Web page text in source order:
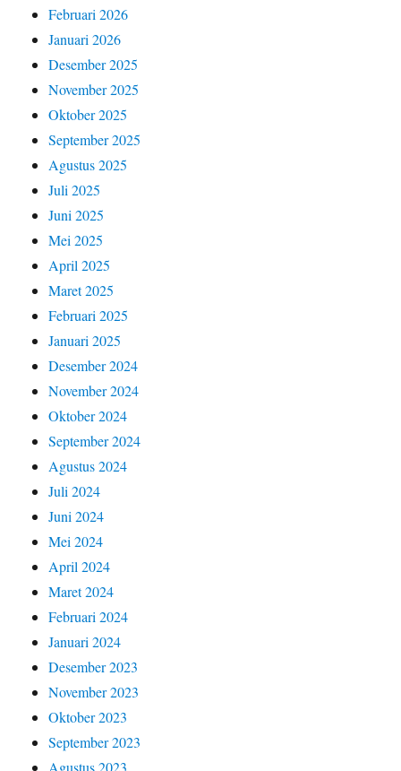
Februari 2026
Januari 2026
Desember 2025
November 2025
Oktober 2025
September 2025
Agustus 2025
Juli 2025
Juni 2025
Mei 2025
April 2025
Maret 2025
Februari 2025
Januari 2025
Desember 2024
November 2024
Oktober 2024
September 2024
Agustus 2024
Juli 2024
Juni 2024
Mei 2024
April 2024
Maret 2024
Februari 2024
Januari 2024
Desember 2023
November 2023
Oktober 2023
September 2023